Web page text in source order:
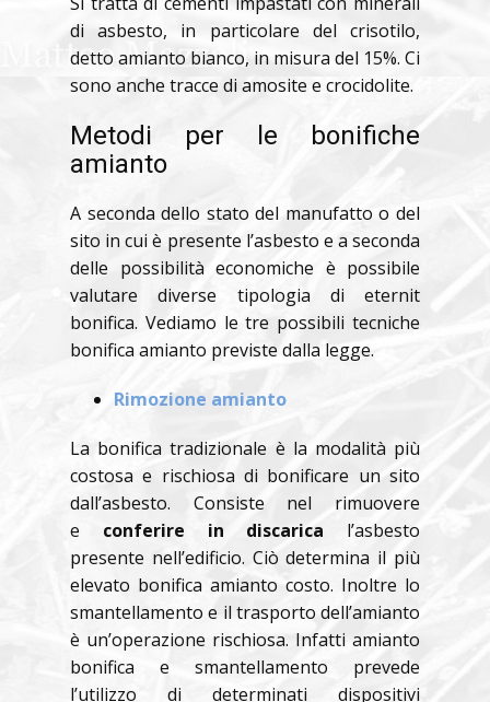
di asbesto, in particolare del crisotilo,
detto amianto bianco, in misura del 15%. Ci
sono anche tracce di amosite e crocidolite.
Metodi per le bonifiche
amianto
A seconda dello stato del manufatto o del
sito in cui è presente l’asbesto e a seconda
delle possibilità economiche è possibile
valutare diverse tipologia di eternit
bonifica. Vediamo le tre possibili tecniche
bonifica amianto previste dalla legge.
Rimozione amianto
La bonifica tradizionale è la modalità più
costosa e rischiosa di bonificare un sito
dall’asbesto. Consiste nel rimuovere
e conferire in discarica l’asbesto
presente nell’edificio. Ciò determina il più
elevato bonifica amianto costo. Inoltre lo
smantellamento e il trasporto dell’amianto
è un’operazione rischiosa. Infatti amianto
bonifica e smantellamento prevede
l’utilizzo di determinati dispositivi